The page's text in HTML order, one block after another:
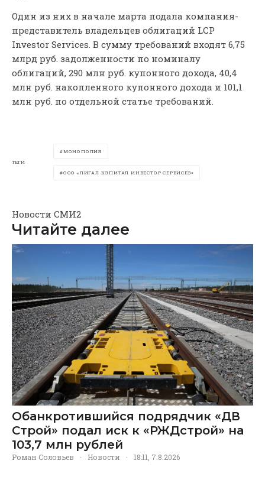
Один из них в начале марта подала компания-
представитель владельцев облигаций LCP
Investor Services. В сумму требований входят 6,75
млрд руб. задолженности по номиналу
облигаций, 290 млн руб. купонного дохода, 40,4
млн руб. накопленного купонного дохода и 101,1
млн руб. по отдельной статье требований.
ТЕГИ
МОНОПОЛИЯ
ООО «ЛИГАЛ КЭПИТАЛ ИНВЕСТОР СЕРВИСЕЗ»
Новости СМИ2
Читайте далее
Обанкротившийся подрядчик «ДВ
Строй» подал иск к «РЖДстрой» на
103,7 млн рублей
Роман Соловьев · Новости · 18:11, 7.8.2026